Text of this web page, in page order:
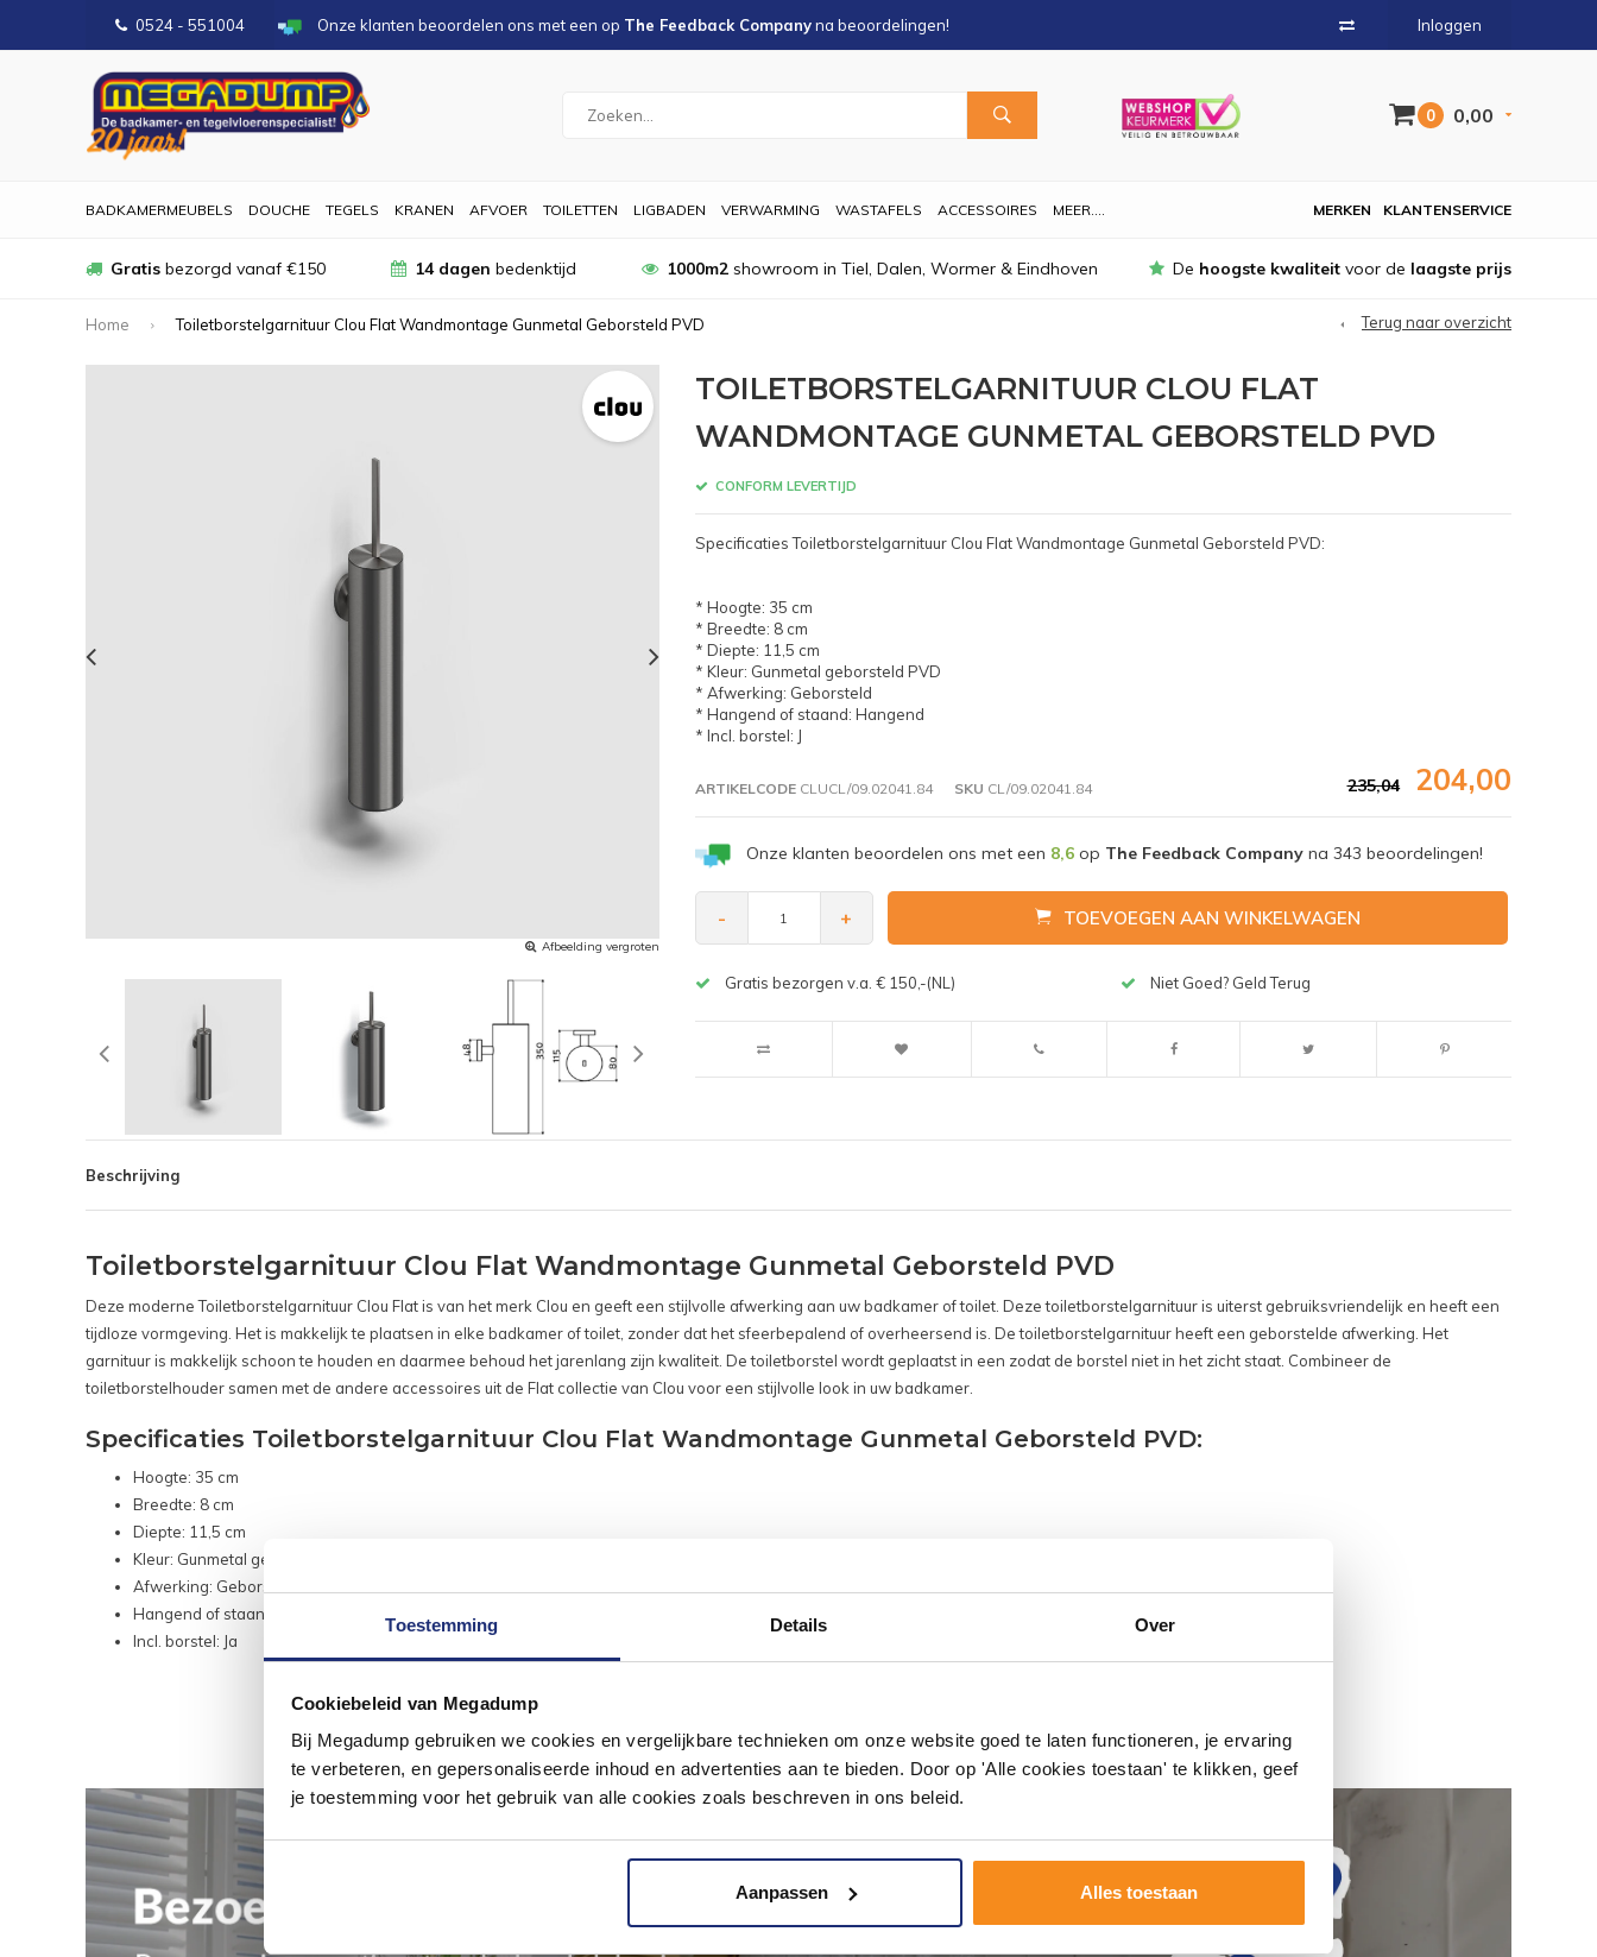
Toestemming Details Over
Cookiebeleid van Megadump
Bij Megadump gebruiken we cookies en vergelijkbare technieken om onze website goed te laten functioneren, je ervaring
te verbeteren, en gepersonaliseerde inhoud en advertenties aan te bieden. Door op 'Alle cookies toestaan' te klikken, geef
je toestemming voor het gebruik van alle cookies zoals beschreven in ons beleid.
Aanpassen Alles toestaan
0524 - 551004 Onze klanten beoordelen ons met een op The Feedback Companyna beoordelingen! Inloggen
0 0,00
BADKAMERMEUBELS DOUCHE TEGELS KRANEN AFVOER TOILETTEN LIGBADEN VERWARMING WASTAFELS ACCESSOIRES MEER.... KLANTENSERVICE
MERKEN
Gratis bezorgd vanaf €150 14 dagen bedenktijd 1000m2showroom in Tiel, Dalen, Wormer & Eindhoven De hoogste kwaliteit voor de laagste prijs
Home Toiletborstelgarnituur Clou Flat Wandmontage Gunmetal Geborsteld PVD Terug naar overzicht
Afbeelding vergroten Afbeelding vergroten
TOILETBORSTELGARNITUUR CLOU FLAT
WANDMONTAGE GUNMETAL GEBORSTELD PVD
CONFORM LEVERTIJD
Specificaties Toiletborstelgarnituur Clou Flat Wandmontage Gunmetal Geborsteld PVD:
* Hoogte: 35 cm
* Breedte: 8 cm
* Diepte: 11,5 cm
* Kleur: Gunmetal geborsteld PVD
* Afwerking: Geborsteld
* Hangend of staand: Hangend
* Incl. borstel: J
ARTIKELCODECLUCL/09.02041.84 SKU CL/09.02041.84 235,04 204,00
Onze klanten beoordelen ons met een 8,6op The Feedback Companyna 343 beoordelingen!
- + TOEVOEGEN AAN WINKELWAGEN
Gratis bezorgen v.a. € 150,-(NL) Niet Goed? Geld Terug
Beschrijving
Toiletborstelgarnituur Clou Flat Wandmontage Gunmetal Geborsteld PVD
Deze moderne Toiletborstelgarnituur Clou Flat is van het merk Clou en geeft een stijlvolle afwerking aan uw badkamer of toilet. Deze toiletborstelgarnituur is uiterst gebruiksvriendelijk en heeft een
tijdloze vormgeving. Het is makkelijk te plaatsen in elke badkamer of toilet, zonder dat het sfeerbepalend of overheersend is. De toiletborstelgarnituur heeft een geborstelde afwerking. Het
garnituur is makkelijk schoon te houden en daarmee behoud het jarenlang zijn kwaliteit. De toiletborstel wordt geplaatst in een zodat de borstel niet in het zicht staat. Combineer de
toiletborstelhouder samen met de andere accessoires uit de Flat collectie van Clou voor een stijlvolle look in uw badkamer.
Specificaties Toiletborstelgarnituur Clou Flat Wandmontage Gunmetal Geborsteld PVD:
Hoogte: 35 cm
Breedte: 8 cm
Diepte: 11,5 cm
Kleur: Gunmetal geborsteld PVD
Afwerking: Geborsteld
Hangend of staand: Hangend
Incl. borstel: Ja